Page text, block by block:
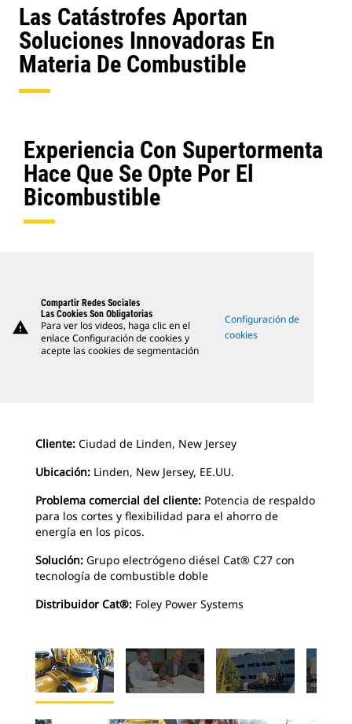
Las Catástrofes Aportan
Soluciones Innovadoras En
Materia De Combustible
Experiencia Con Supertormenta
Hace Que Se Opte Por El
Bicombustible
warning
Compartir Redes Sociales
Las Cookies Son Obligatorias
Para ver los videos, haga clic en el
enlace Configuración de cookies y
acepte las cookies de segmentación
Configuración de
cookies
Cliente: Ciudad de Linden, New Jersey
Ubicación: Linden, New Jersey, EE.UU.
Problema comercial del cliente: Potencia de respaldo
para los cortes y flexibilidad para el ahorro de
energía en los picos.
Solución: Grupo electrógeno diésel Cat® C27 con
tecnología de combustible doble
Distribuidor Cat®: Foley Power Systems